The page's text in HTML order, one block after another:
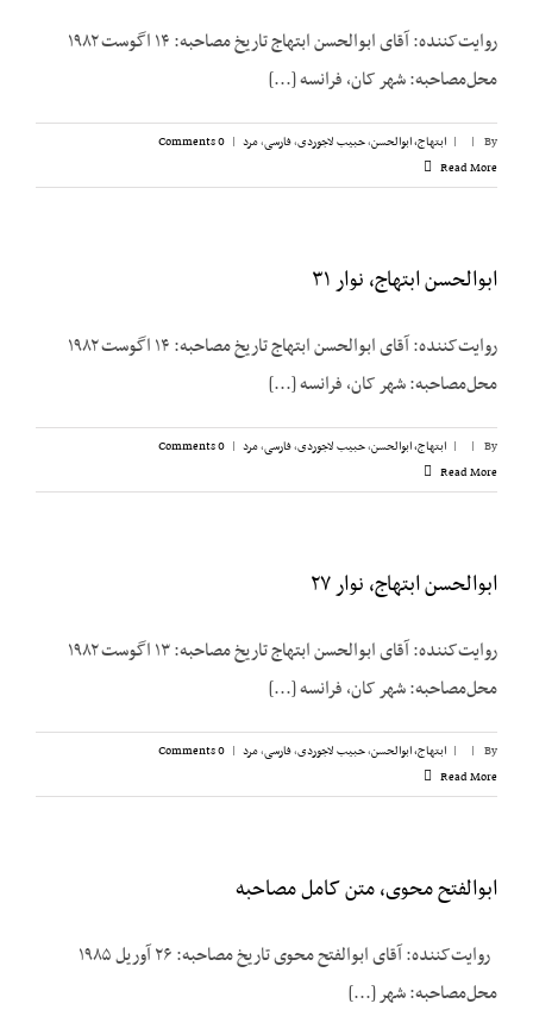
روایت‌کننده: آقای ابوالحسن ابتهاج تاریخ مصاحبه: ۱۴ اگوست ۱۹۸۲
محل‌مصاحبه: شهر کان، فرانسه [...]
By
|
| ابتهاج، ابوالحسن,حبیب لاجوردی,فارسی,مرد |
0 Comments
Read More
ابوالحسن ابتهاج، نوار ۳۱
روایت‌کننده: آقای ابوالحسن ابتهاج تاریخ مصاحبه: ۱۴ اگوست ۱۹۸۲
محل‌مصاحبه: شهر کان، فرانسه [...]
By
|
| ابتهاج، ابوالحسن,حبیب لاجوردی,فارسی,مرد |
0 Comments
Read More
ابوالحسن ابتهاج، نوار ۲۷
روایت‌کننده: آقای ابوالحسن ابتهاج تاریخ مصاحبه: ۱۳ اگوست ۱۹۸۲
محل‌مصاحبه: شهر کان، فرانسه [...]
By
|
| ابتهاج، ابوالحسن,حبیب لاجوردی,فارسی,مرد |
0 Comments
Read More
ابوالفتح محوی، متن کامل مصاحبه
روایت‌کننده: آقای ابوالفتح محوی تاریخ مصاحبه: ۲۶ آوریل ۱۹۸۵
محل‌مصاحبه: شهر [...]